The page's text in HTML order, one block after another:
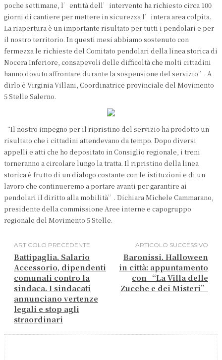
poche settimane, l’entità dell’intervento ha richiesto circa 100
giorni di cantiere per mettere in sicurezza l’intera area colpita.
La riapertura è un importante risultato per tutti i pendolari e per
il nostro territorio. In questi mesi abbiamo sostenuto con
fermezza le richieste del Comitato pendolari della linea storica di
Nocera Inferiore, consapevoli delle difficoltà che molti cittadini
hanno dovuto affrontare durante la sospensione del servizio”. A
dirlo è Virginia Villani, Coordinatrice provinciale del Movimento
5 Stelle Salerno.
“Il nostro impegno per il ripristino del servizio ha prodotto un
risultato che i cittadini attendevano da tempo. Dopo diversi
appelli e atti che ho depositato in Consiglio regionale, i treni
torneranno a circolare lungo la tratta. Il ripristino della linea
storica è frutto di un dialogo costante con le istituzioni e di un
lavoro che continueremo a portare avanti per garantire ai
pendolari il diritto alla mobilità”. Dichiara Michele Cammarano,
presidente della commissione Aree interne e capogruppo
regionale del Movimento 5 Stelle.
ARTICOLO PRECEDENTE
Battipaglia. Salario
Accessorio, dipendenti
comunali contro la
sindaca. I sindacati
annunciano vertenze
legali e stop agli
straordinari
ARTICOLO SUCCESSIVO
Baronissi. Halloween
in città: appuntamento
con “La Villa delle
Zucche e dei Misteri”